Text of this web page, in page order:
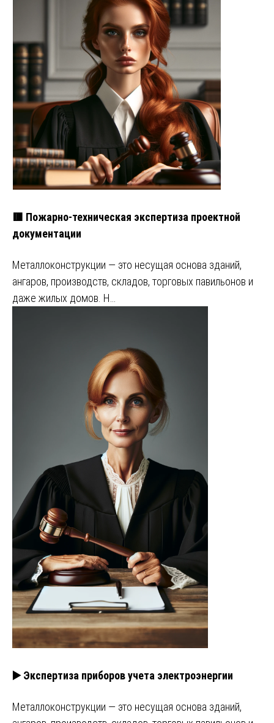
🟥 Пожарно-техническая экспертиза проектной
документации
Металлоконструкции — это несущая основа зданий,
ангаров, производств, складов, торговых павильонов и
даже жилых домов. Н…
▶️ Экспертиза приборов учета электроэнергии
Металлоконструкции — это несущая основа зданий,